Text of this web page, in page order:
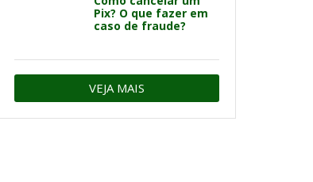
Pix? O que fazer em
caso de fraude?
VEJA MAIS